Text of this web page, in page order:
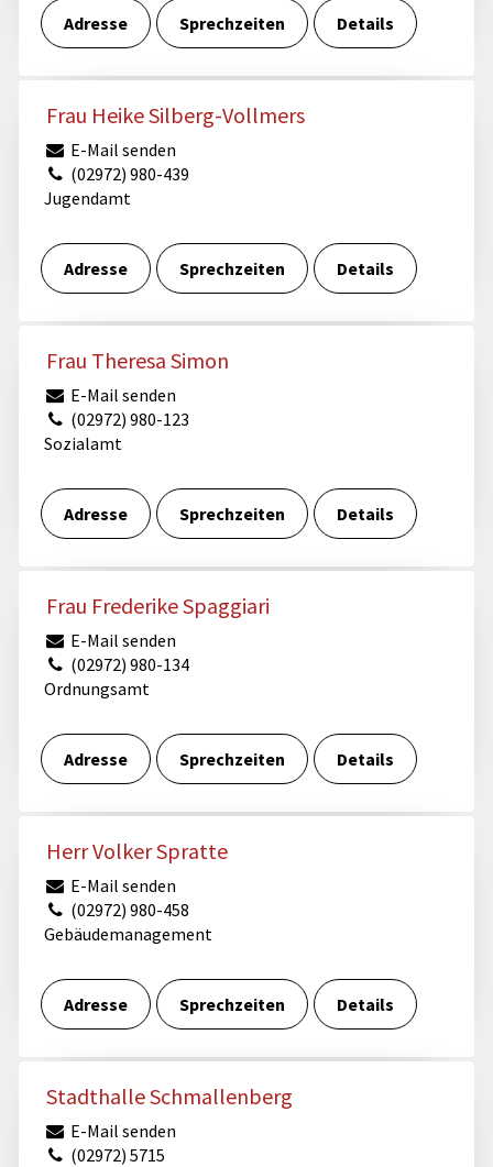
Adresse Sprechzeiten Details
Frau Heike Silberg-Vollmers
E-Mail senden
(02972) 980-439
Jugendamt
Adresse Sprechzeiten Details
Frau Theresa Simon
E-Mail senden
(02972) 980-123
Sozialamt
Adresse Sprechzeiten Details
Frau Frederike Spaggiari
E-Mail senden
(02972) 980-134
Ordnungsamt
Adresse Sprechzeiten Details
Herr Volker Spratte
E-Mail senden
(02972) 980-458
Gebäudemanagement
Adresse Sprechzeiten Details
Stadthalle Schmallenberg
E-Mail senden
(02972) 5715